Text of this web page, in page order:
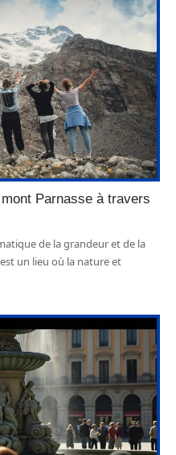
Parnasse à travers
de la grandeur et de la
un lieu où la nature et